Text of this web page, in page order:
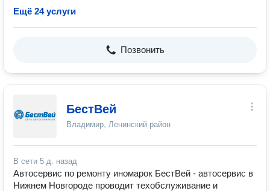
Ещё 24 услуги
Позвонить
БестВей
Владимир, Ленинский район
В сети 5 д. назад
Автосервис по ремонту иномарок БестВей - автосервис в
Нижнем Новгороде проводит техобслуживание и